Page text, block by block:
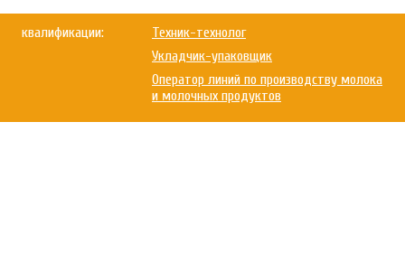
квалификации:
Техник-технолог
Укладчик-упаковщик
Оператор линий по производству молока
и молочных продуктов